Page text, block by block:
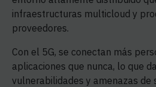
infraestructuras multicloud y
proveedores.
Con el 5G, se conectan más
aplicaciones que nunca, lo que
vulnerabilidades y amenazas de